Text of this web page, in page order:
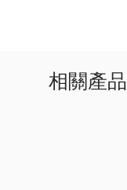
相關產品